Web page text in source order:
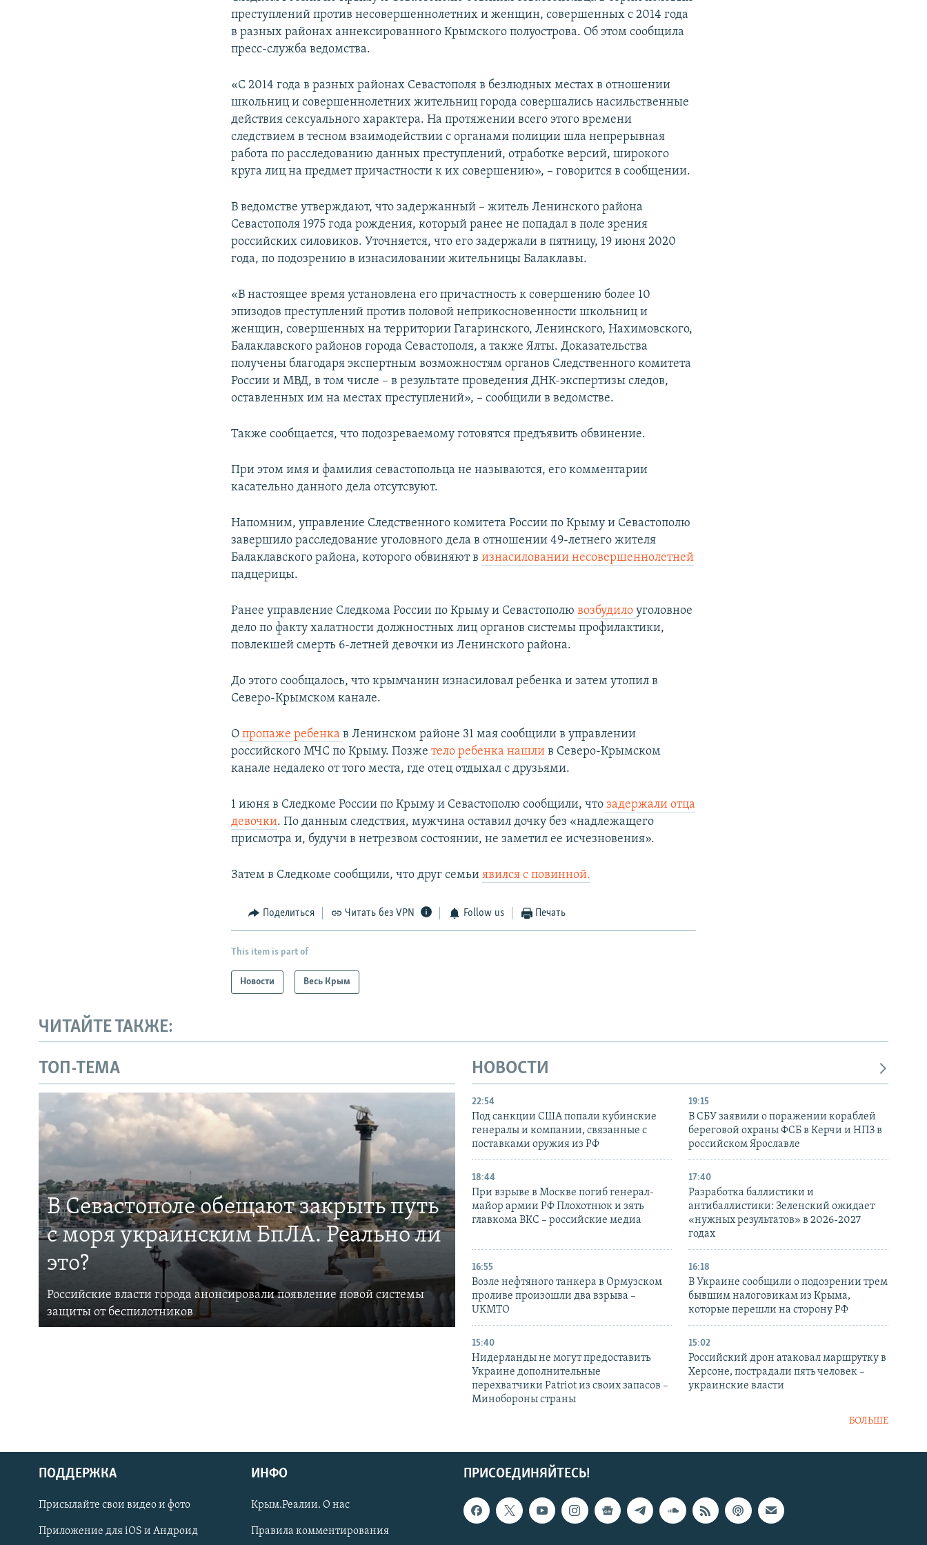
Українською
Qırımtatar
преступлений против несовершеннолетних и женщин, совершенных с 2014 года
в разных районах аннексированного Крымского полуострова. Об этом сообщила
пресс-служба ведомства.
«С 2014 года в разных районах Севастополя в безлюдных местах в отношении
школьниц и совершеннолетних жительниц города совершались насильственные
действия сексуального характера. На протяжении всего этого времени
следствием в тесном взаимодействии с органами полиции шла непрерывная
работа по расследованию данных преступлений, отработке версий, широкого
круга лиц на предмет причастности к их совершению», – говорится в сообщении.
В ведомстве утверждают, что задержанный – житель Ленинского района
Севастополя 1975 года рождения, который ранее не попадал в поле зрения
российских силовиков. Уточняется, что его задержали в пятницу, 19 июня 2020
года, по подозрению в изнасиловании жительницы Балаклавы.
«В настоящее время установлена его причастность к совершению более 10
эпизодов преступлений против половой неприкосновенности школьниц и
женщин, совершенных на территории Гагаринского, Ленинского, Нахимовского,
Балаклавского районов города Севастополя, а также Ялты. Доказательства
получены благодаря экспертным возможностям органов Следственного комитета
России и МВД, в том числе – в результате проведения ДНК-экспертизы следов,
оставленных им на местах преступлений», – сообщили в ведомстве.
Также сообщается, что подозреваемому готовятся предъявить обвинение.
При этом имя и фамилия севастопольца не называются, его комментарии
касательно данного дела отсутсвуют.
Напомним, управление Следственного комитета России по Крыму и Севастополю
завершило расследование уголовного дела в отношении 49-летнего жителя
Балаклавского района, которого обвиняют визнасиловании несовершеннолетней
падцерицы.
Ранее управление Следкома России по Крыму и Севастополювозбудилоуголовное
дело по факту халатности должностных лиц органов системы профилактики,
повлекшей смерть 6-летней девочки из Ленинского района.
До этого сообщалось, что крымчанин изнасиловал ребенка и затем утопил в
Северо-Крымском канале.
О пропаже ребенкав Ленинском районе 31 мая сообщили в управлении
российского МЧС по Крыму. Позже тело ребенка нашли в Северо-Крымском
канале недалеко от того места, где отец отдыхал с друзьями.
1 июня в Следкоме России по Крыму и Севастополю сообщили, что задержали отца
девочки. По данным следствия, мужчина оставил дочку без «надлежащего
присмотра и, будучи в нетрезвом состоянии, не заметил ее исчезновения».
Затем в Следкоме сообщили, что друг семьиявился с повинной.
Поделиться Читать без VPN Follow us Печать
This item is part of
Новости Весь Крым
ЧИТАЙТЕ ТАКЖЕ:
ТОП-ТЕМА
В Севастополе обещают закрыть путь
с моря украинским БпЛА. Реально ли
это?
Российские власти города анонсировали появление новой системы
защиты от беспилотников
НОВОСТИ
22:54
Под санкции США попали кубинские
генералы и компании, связанные с
поставками оружия из РФ
19:15
В СБУ заявили о поражении кораблей
береговой охраны ФСБ в Керчи и НПЗ в
российском Ярославле
18:44
При взрыве в Москве погиб генерал-
майор армии РФ Плохотнюк и зять
главкома ВКС – российские медиа
17:40
Разработка баллистики и
антибаллистики: Зеленский ожидает
«нужных результатов» в 2026-2027
годах
16:55
Возле нефтяного танкера в Ормузском
проливе произошли два взрыва –
UKMTO
16:18
В Украине сообщили о подозрении трем
бывшим налоговикам из Крыма,
которые перешли на сторону РФ
15:40
Нидерланды не могут предоставить
Украине дополнительные
перехватчики Patriot из своих запасов –
Минобороны страны
15:02
Российский дрон атаковал маршрутку в
Херсоне, пострадали пять человек –
украинские власти
БОЛЬШЕ
ПРИСОЕДИНЯЙТЕСЬ!
ПОДДЕРЖКА
Присылайте свои видео и фото
Приложение для iOS и Андроид
ИНФО
Крым.Реалии. О нас
Правила комментирования